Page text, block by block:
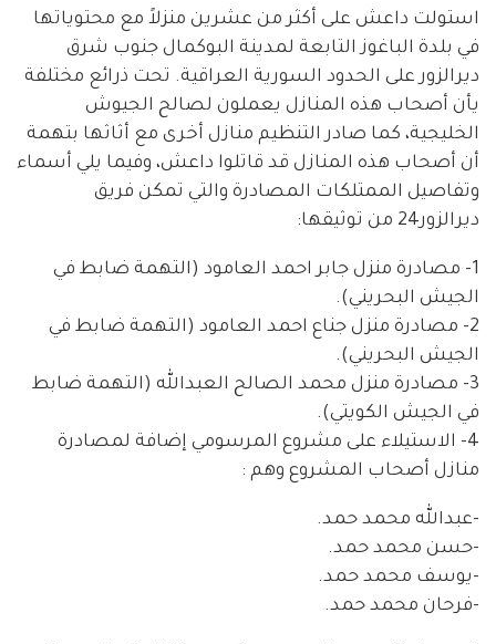
استولت داعش على أكثر من عشرين منزلاً مع محتوياتها
في بلدة الباغوز التابعة لمدينة البوكمال جنوب شرق
ديرالزور‬على الحدود السورية العراقية. تحت ذرائع مختلفة
يأن أصحاب هذه المنازل يعملون لصالح الجيوش
الخليجية، كما صادر التنظيم منازل أخرى مع أثاثها بتهمة
أن أصحاب هذه المنازل قد قاتلوا داعش، وفيما يلي أسماء
وتفاصيل الممتلكات المصادرة والتي تمكن فريق
ديرالزور24‬
من توثيقها:
1- مصادرة منزل جابر احمد العامود (التهمة ضابط في
الجيش البحريني).
2- مصادرة منزل جناع احمد العامود (التهمة ضابط في
الجيش البحريني).
3- مصادرة منزل محمد الصالح العبدالله (التهمة ضابط
في الجيش الكويتي).
4- الاستيلاء على مشروع المرسومي إضافة لمصادرة
منازل أصحاب المشروع وهم :
-عبدالله محمد حمد.
-حسن محمد حمد.
-يوسف محمد حمد.
-فرحان محمد حمد.